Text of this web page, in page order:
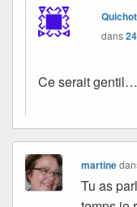
dans
Ce serait
martine
Tu as